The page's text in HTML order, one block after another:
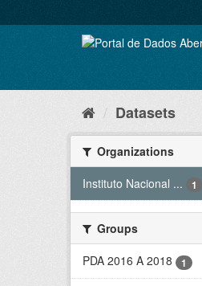
to
Datasets
Organizations
Instituto Nacional ...
1
Groups
PDA 2016 A 2018
1